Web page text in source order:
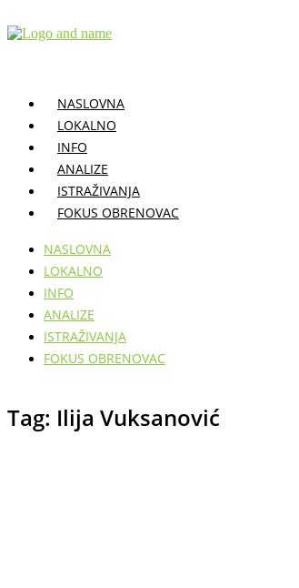
na
NASLOVNA
LOKALNO
INFO
ANALIZE
ISTRAŽIVANJA
FOKUS OBRENOVAC
NASLOVNA
LOKALNO
INFO
ANALIZE
ISTRAŽIVANJA
FOKUS OBRENOVAC
Tag: Ilija Vuksanović